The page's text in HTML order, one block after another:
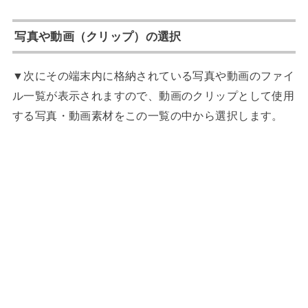
写真や動画（クリップ）の選択
▼次にその端末内に格納されている写真や動画のファイ
ル一覧が表示されますので、動画のクリップとして使用
する写真・動画素材をこの一覧の中から選択します。